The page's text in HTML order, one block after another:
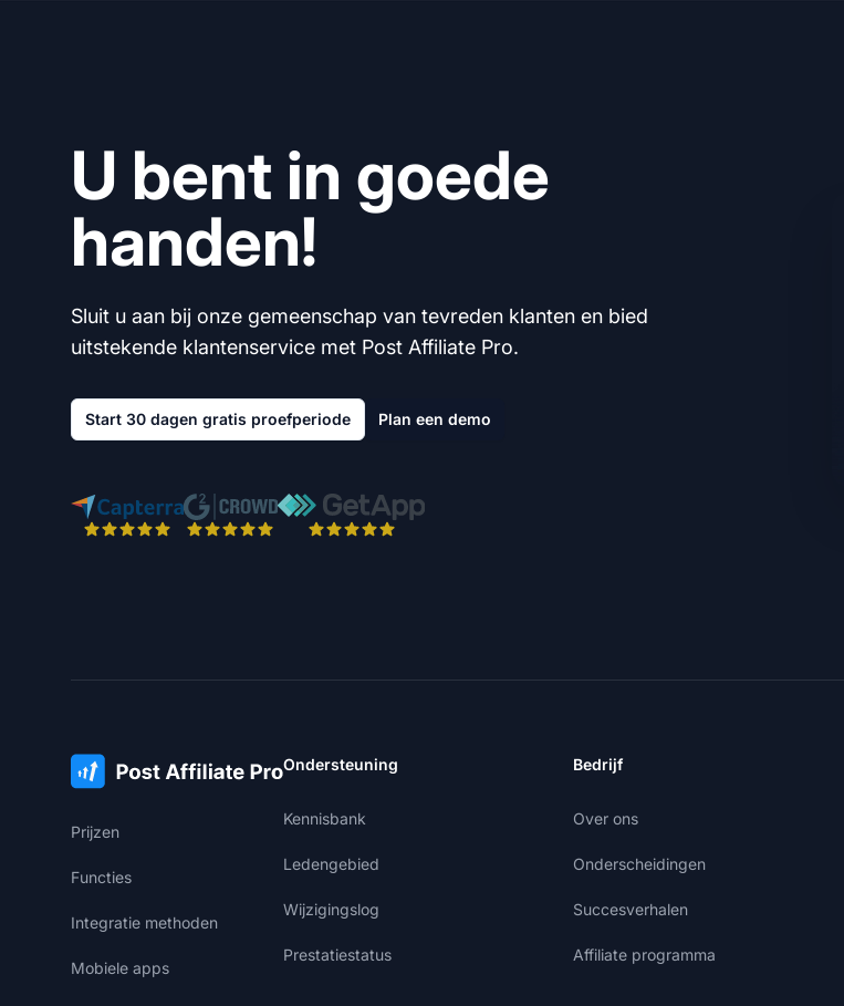
U bent in goede
handen!
Sluit u aan bij onze gemeenschap van tevreden klanten en bied
uitstekende klantenservice met Post Affiliate Pro.
Start 30 dagen gratis proefperiode Plan een demo
Prijzen
Functies
Integratie methoden
Mobiele apps
Ondersteuning
Kennisbank
Ledengebied
Wijzigingslog
Prestatiestatus
Bedrijf
Over ons
Onderscheidingen
Succesverhalen
Affiliate programma